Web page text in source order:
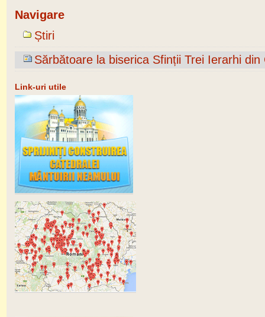
Navigare
Știri
Sărbătoare la biserica Sfinții Trei Ierarhi din
Link-uri utile